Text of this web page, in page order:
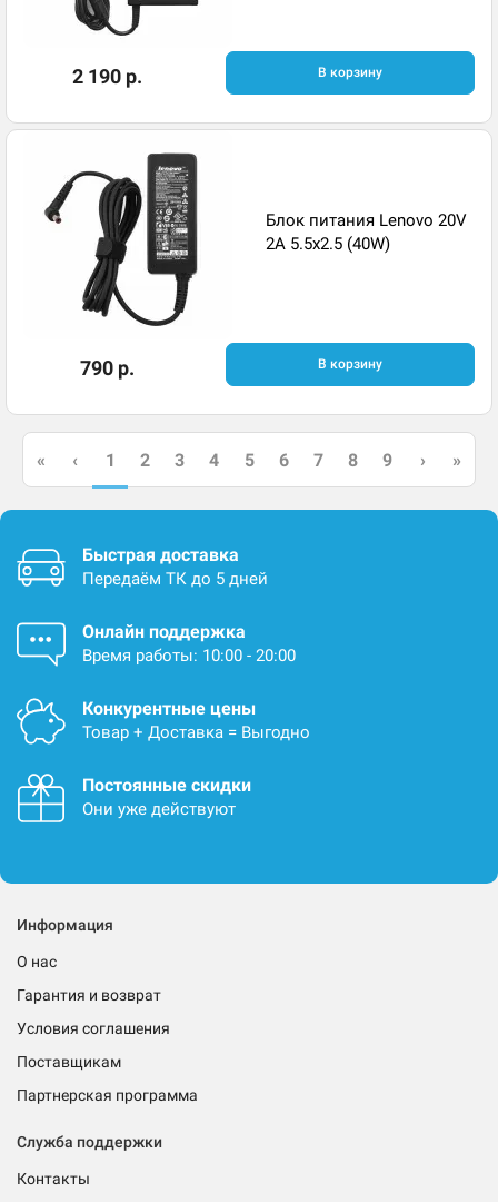
2 190 р. В корзину
Блок питания Lenovo 20V
2A 5.5x2.5 (40W)
790 р. В корзину
« ‹ 1 2 3 4 5 6 7 8 9 › »
Быстрая доставка
Передаём ТК до 5 дней
Онлайн поддержка
Время работы: 10:00 - 20:00
Конкурентные цены
Товар + Доставка = Выгодно
Постоянные скидки
Они уже действуют
Информация
О нас
Гарантия и возврат
Условия соглашения
Поставщикам
Партнерская программа
Служба поддержки
Контакты